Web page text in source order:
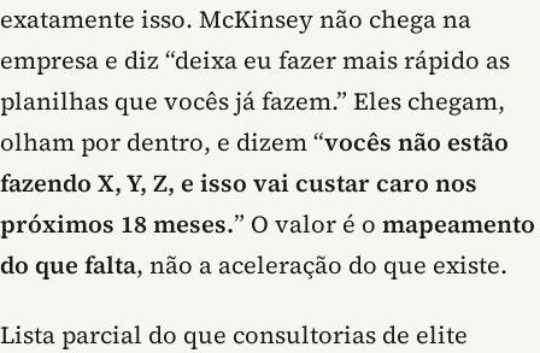
exatamente isso. McKinsey não chega na
empresa e diz “deixa eu fazer mais rápido as
planilhas que vocês já fazem.” Eles chegam,
olham por dentro, e dizem “vocês não estão
fazendo X, Y, Z, e isso vai custar caro nos
próximos 18 meses.” O valor é o mapeamento
do que falta, não a aceleração do que existe.
Lista parcial do que consultorias de elite